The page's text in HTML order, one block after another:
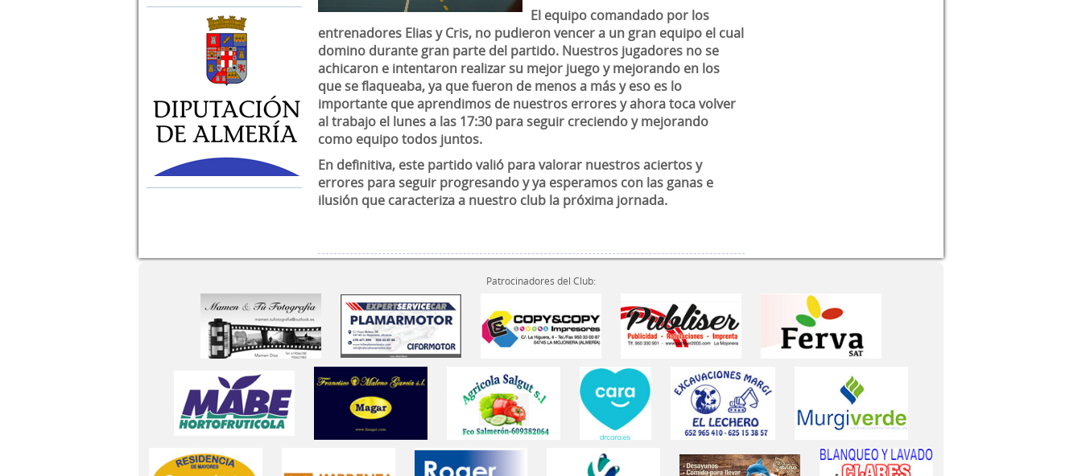
El equipo comandado por los
entrenadores Elias y Cris, no pudieron vencer a un gran equipo el cual
domino durante gran parte del partido. Nuestros jugadores no se
achicaron e intentaron realizar su mejor juego y mejorando en los
que se flaqueaba, ya que fueron de menos a más y eso es lo
importante que aprendimos de nuestros errores y ahora toca volver
al trabajo el lunes a las 17:30 para seguir creciendo y mejorando
como equipo todos juntos.
En definitiva, este partido valió para valorar nuestros aciertos y
errores para seguir progresando y ya esperamos con las ganas e
ilusión que caracteriza a nuestro club la próxima jornada.
Patrocinadores del Club: